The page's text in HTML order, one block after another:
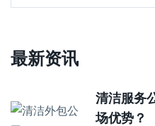
最新资讯
清洁服务
场优势？